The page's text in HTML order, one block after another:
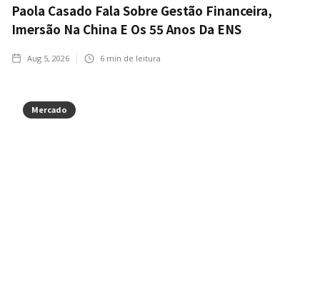
Paola Casado Fala Sobre Gestão Financeira,
Imersão Na China E Os 55 Anos Da ENS
Aug 5, 2026 6 min de leitura
Mercado